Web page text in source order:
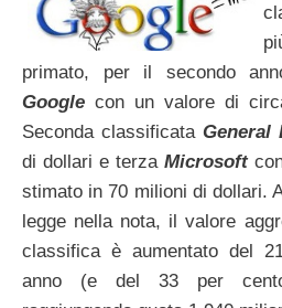
primato, per il secondo
Google con un valore di
Seconda classificata General
di dollari e terza Microsoft
stimato in 70 milioni di dollari.
legge nella nota, il valore
classifica è aumentato del
anno (e del 33 per